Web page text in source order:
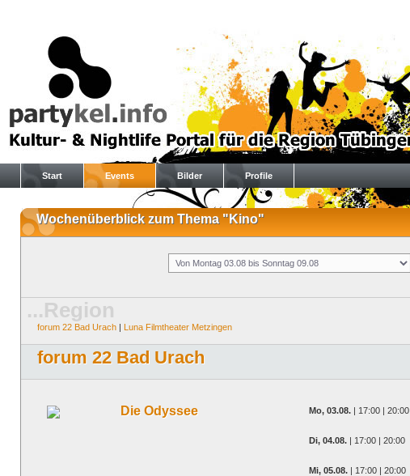
Start Events Bilder Profile
Wochenüberblick zum Thema "Kino"
...Region
forum 22 Bad Urach | Luna Filmtheater Metzingen
forum 22 Bad Urach
Die Odyssee Mo, 03.08. | 17:00 | 20:00
Di, 04.08. | 17:00 | 20:00
Mi, 05.08. | 17:00 | 20:00